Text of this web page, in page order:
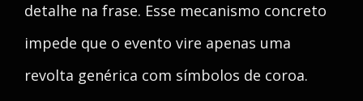
detalhe na frase. Esse mecanismo concreto
impede que o evento vire apenas uma
revolta genérica com símbolos de coroa.